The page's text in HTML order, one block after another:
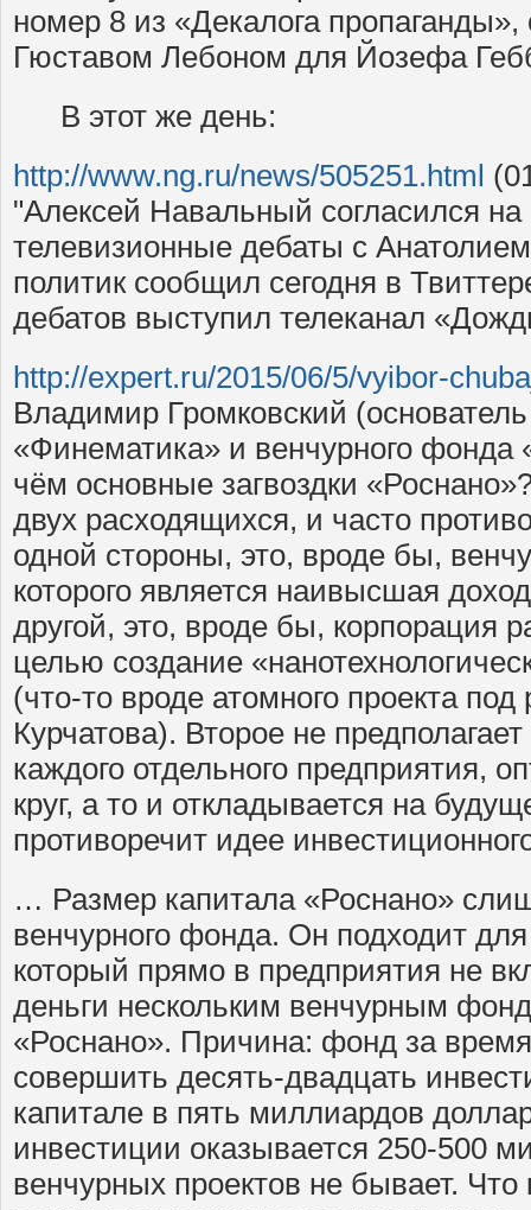
номер 8 из «Декалога пропаганды»,
Гюставом Лебоном для Йозефа
В этот же день:
http://www.ng.ru/news/505251.html
"Алексей Навальный согласился
телевизионные дебаты с
политик сообщил сегодня в
дебатов выступил телеканал
http://expert.ru/2015/06/5/vyibor-
Владимир Громковский
«Финематика» и венчурного фонда
чём основные загвоздки
двух расходящихся, и часто
одной стороны, это, вроде бы,
которого является наивысшая
другой, это, вроде бы, корпорация
целью создание
(что-то вроде атомного проекта
Курчатова). Второе не
каждого отдельного предприятия,
круг, а то и откладывается на
противоречит идее
… Размер капитала «Роснано»
венчурного фонда. Он подходит
который прямо в предприятия не
деньги нескольким венчурным
«Роснано». Причина: фонд за
совершить десять-двадцать
капитале в пять миллиардов
инвестиции оказывается 250-500
венчурных проектов не бывает.